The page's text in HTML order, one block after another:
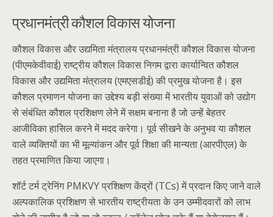
प्रधानमंत्री कौशल विकास योजना
कौशल विकास और उद्यमिता मंत्रालय प्रधानमंत्री कौशल विकास योजना
(पीएमकेवीवाई) राष्ट्रीय कौशल विकास निगम द्वारा कार्यान्वित कौशल
विकास और उद्यमिता मंत्रालय (एमएसडीई) की प्रमुख योजना है। इस
कौशल प्रमाणन योजना का उद्देश्य बड़ी संख्या में भारतीय युवाओं को उद्योग
से संबंधित कौशल प्रशिक्षण लेने में सक्षम बनाना है जो उन्हें बेहतर
आजीविका हासिल करने में मदद करेगा। पूर्व सीखने के अनुभव या कौशल
वाले व्यक्तियों का भी मूल्यांकन और पूर्व शिक्षा की मान्यता (आरपीएल) के
तहत प्रमाणित किया जाएगा।
शॉर्ट टर्म ट्रेनिंग PMKVY प्रशिक्षण केंद्रों (TCs) में प्रदान किए जाने वाले
अल्पकालिक प्रशिक्षण से भारतीय राष्ट्रीयता के उन उम्मीदवारों को लाभ